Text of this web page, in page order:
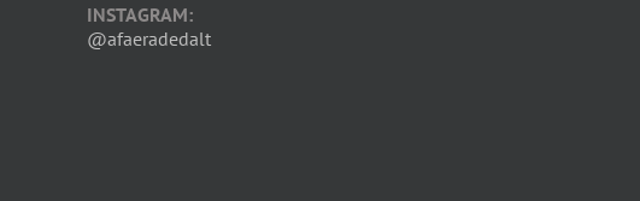
INSTAGRAM:
@afaeradedalt